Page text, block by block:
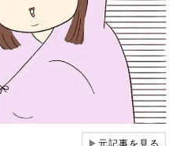
▶元記事を見る